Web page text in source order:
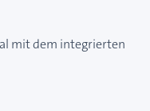
mit dem integrierten